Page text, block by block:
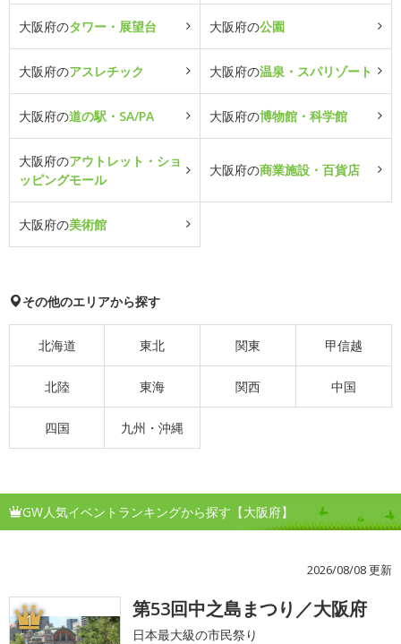
大阪府のタワー・展望台 大阪府の公園
大阪府のアスレチック 大阪府の温泉・スパリゾート
大阪府の道の駅・SA/PA 大阪府の博物館・科学館
大阪府のアウトレット・ショ
ッピングモール
大阪府の商業施設・百貨店
大阪府の美術館
その他のエリアから探す
北海道 東北 関東 甲信越
北陸 東海 関西 中国
四国 九州・沖縄
GW人気イベントランキングから探す【大阪府】
2026/08/08 更新
1 第53回中之島まつり／大阪府
日本最大級の市民祭り